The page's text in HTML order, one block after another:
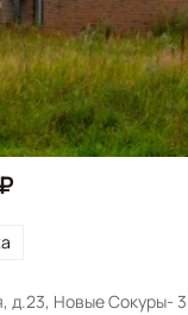
д.23, Новые Сокуры- 3